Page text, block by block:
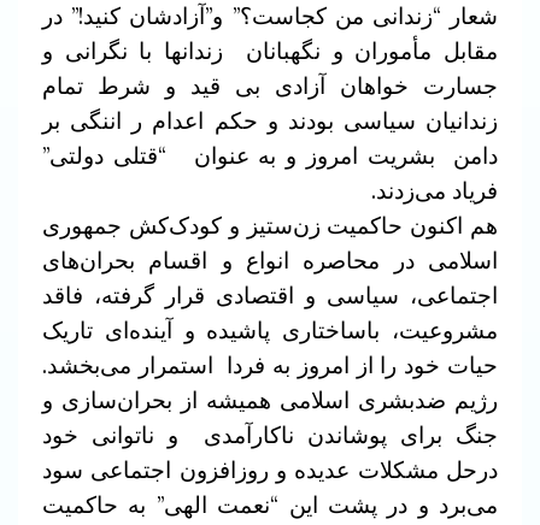
شعار “زندانی من کجاست؟” و”آزادشان کنید!” در
مقابل مأموران‌ و نگهبانان زندانها با نگرانی و
جسارت خواهان آزادی بی قید و شرط تمام
زندانیان سیاسی بودند و حکم اعدام ر اننگی بر
دامن بشریت امروز و به عنوان “قتلی دولتی”
فریاد می‌زدند.
هم اکنون حاکمیت زن‌ستیز و کودک‌کش جمهوری
اسلامی در محاصره انواع و اقسام بحران‌های
اجتماعی، سیاسی و اقتصادی قرار گرفته، فاقد
مشروعیت، باساختاری پاشیده و آینده‌ای تاریک
حیات خود را از امروز به فردا استمرار می‌بخشد.
رژیم ضدبشری اسلامی همیشه از بحران‌سازی و
جنگ‌ برای پوشاندن ناکارآمدی و ناتوانی خود
درحل مشکلات عدیده و روزافزون اجتماعی سود
می‌برد و در پشت این “نعمت الهی” به حاکمیت